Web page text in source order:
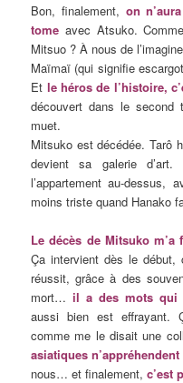
Bon, finalement, on
tome avec Atsuko.
Mitsuo ? À nous de
Maïmaï (qui signifie
Et le héros de l’histoire,
découvert dans le second
muet.
Mitsuko est décédée. Tarô
devient sa galerie d’art.
l’appartement au-dessus,
moins triste quand Hanako
Le décès de Mitsuko m’a
Ça intervient dès le début,
réussit, grâce à des
mort…il a des mots qui
aussi bien est effrayant.
comme me le disait une
asiatiques
nous… et finalement,c’est